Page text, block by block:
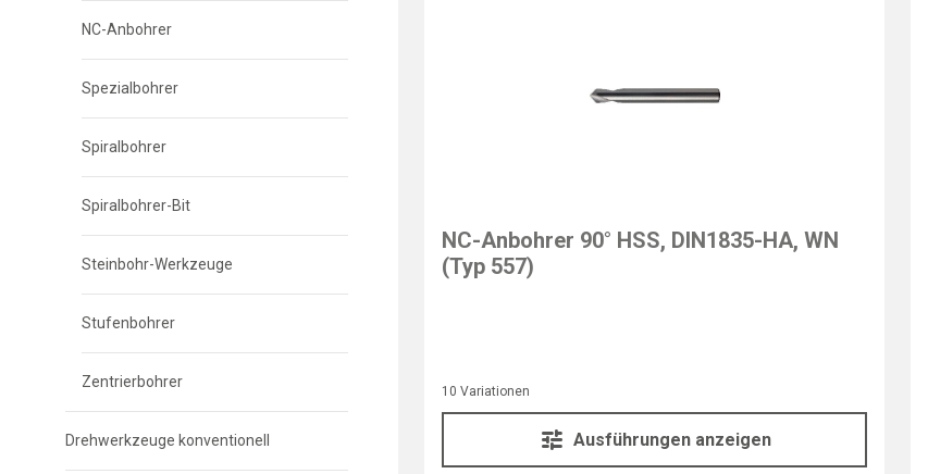
NC-Anbohrer
Spezialbohrer
Spiralbohrer
Spiralbohrer-Bit
Steinbohr-Werkzeuge
Stufenbohrer
Zentrierbohrer
Drehwerkzeuge konventionell
10 Variationen
Ausführungen anzeigen
NC-Anbohrer 90° HSS, DIN1835-HA, WN
(Typ 557)